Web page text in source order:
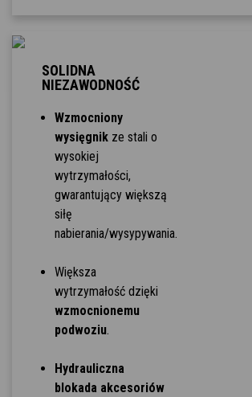
SOLIDNA
NIEZAWODNOŚĆ
Wzmocniony
wysięgnikze stali o
wysokiej
wytrzymałości,
gwarantujący większą
siłę
nabierania/wysypywania.
Większa
wytrzymałość dzięki
wzmocnionemu
podwoziu.
Hydrauliczna
blokada akcesoriów